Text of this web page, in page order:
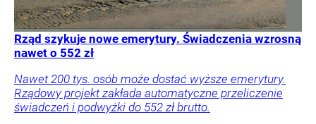
Rząd szykuje nowe emerytury. Świadczenia wzrosną
nawet o 552 zł
Nawet 200 tys. osób może dostać wyższe emerytury.
Rządowy projekt zakłada automatyczne przeliczenie
świadczeń i podwyżki do 552 zł brutto.